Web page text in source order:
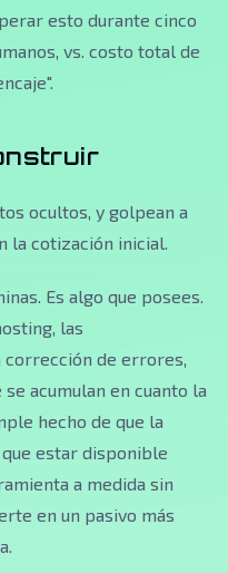
esto durante cinco
vs. costo total de
ocultos, y golpean a
la cotización inicial.
Es algo que posees.
las
corrección de errores,
acumulan en cuanto la
hecho de que la
estar disponible
a medida sin
en un pasivo más